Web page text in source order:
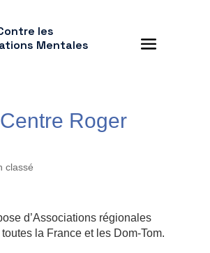
les
Mentales
Roger
classé
d’Associations régionales
la France et les Dom-Tom.